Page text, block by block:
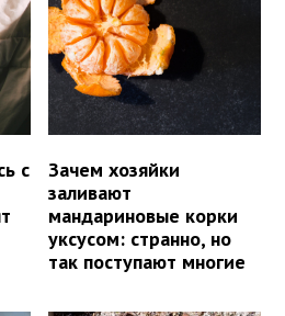
с
Зачем хозяйки
заливают
мандариновые корки
уксусом: странно, но
так поступают многие